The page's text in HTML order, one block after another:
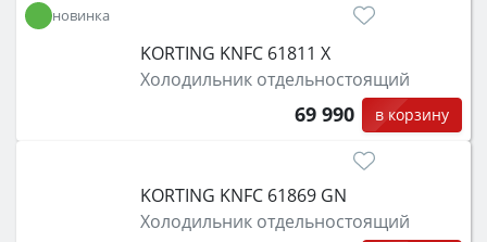
новинка
KORTING KNFC 61811 X
Холодильник отдельностоящий
69 990 в корзину
KORTING KNFC 61869 GN
Холодильник отдельностоящий